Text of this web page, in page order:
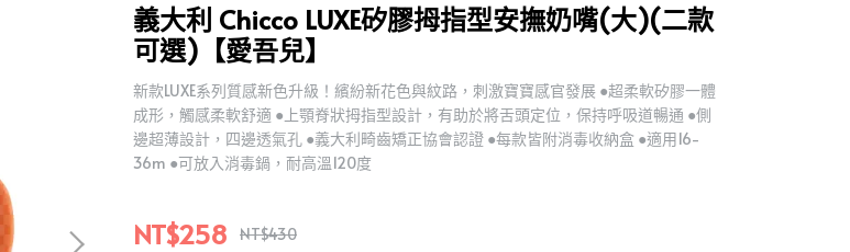
義大利 Chicco LUXE矽膠拇指型安撫奶嘴(大)(二款
可選)【愛吾兒】
新款LUXE系列質感新色升級！繽紛新花色與紋路，刺激寶寶感官發展 ●超柔軟矽膠一體
成形，觸感柔軟舒適 ●上顎脊狀拇指型設計，有助於將舌頭定位，保持呼吸道暢通 ●側
邊超薄設計，四邊透氣孔 ●義大利畸齒矯正協會認證 ●每款皆附消毒收納盒 ●適用16-
36m ●可放入消毒鍋，耐高溫120度
NT$258 NT$430